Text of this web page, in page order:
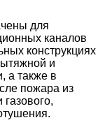
для
каналов
конструкциях
и
а также в
пожара из